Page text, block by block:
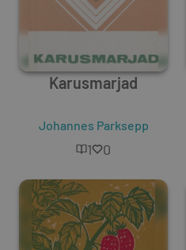
Karusmarjad
Johannes Parksepp
1 0